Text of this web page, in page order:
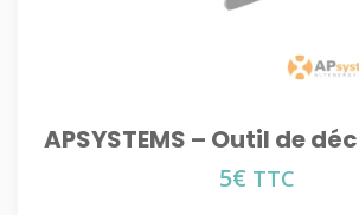
APSYSTEMS – Outil de
5€ TTC